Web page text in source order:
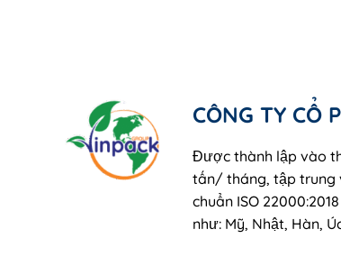
CÔNG TY CỔ
Được thành lập vào
tấn/ tháng, tập trung
chuẩn ISO
như: Mỹ, Nhật, Hàn,